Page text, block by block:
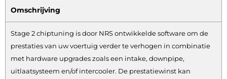
Omschrijving
Stage 2 chiptuning is door NRS ontwikkelde software om de
prestaties van uw voertuig verder te verhogen in combinatie
met hardware upgrades zoals een intake, downpipe,
uitlaatsysteem en/of intercooler. De prestatiewinst kan